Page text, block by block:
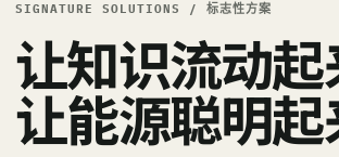
SIGNATURE SOLUTIONS / 标志性方案
让知识流动起
让能源聪明起